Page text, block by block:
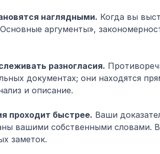
наглядными. Когда вы
аргументы»,
разногласия.
документах; они находятся
и описание.
проходит быстрее. Ваши
вашими собственными словами.
заметок.